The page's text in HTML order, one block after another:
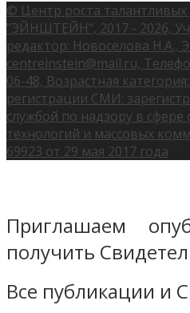
© Центр роста талантливых
"ЭЙНШТЕЙН", 2017 - 2026,
редактор: Новоселова Н.А.,
centreinstein@mail.ru,
06-48, Возрастная
регистрации СМИ:
службой по надзору в
технологий и массовых
69923 от 29 мая 2017 года
Приглашаем
получить
Все публикации и